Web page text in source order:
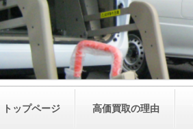
トップページ 高価買取の理由